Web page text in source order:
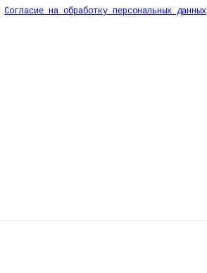
Согласие на обработку персональных данных